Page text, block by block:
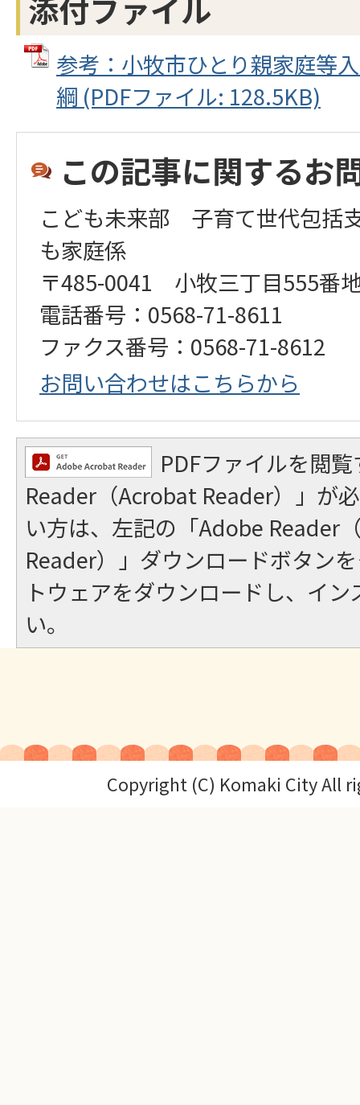
添付ファイル
参考：小牧市ひとり親家庭等
綱 (PDFファイル: 128.5KB)
この記事に関するお
こども未来部 子育て世代包括
も家庭係
〒485-0041 小牧三丁目555番
電話番号：0568-71-8611
​​​​​​​ファクス番号：0568-71-8612
お問い合わせはこちらから
PDFファイルを閲
Reader（Acrobat Reader）」が
い方は、左記の「Adobe Reader
Reader）」ダウンロードボタン
トウェアをダウンロードし、イ
い。
Copyright (C) Komaki City All